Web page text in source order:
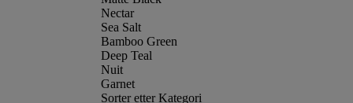
Nectar
Sea Salt
Bamboo Green
Deep Teal
Nuit
Garnet
Sorter etter Kategori